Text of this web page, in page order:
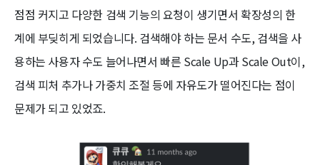
점점 커지고 다양한 검색 기능의 요청이 생기면서 확장성의 한
계에 부딪히게 되었습니다. 검색해야 하는 문서 수도, 검색을 사
용하는 사용자 수도 늘어나면서 빠른 Scale Up과 Scale Out이,
검색 피처 추가나 가중치 조절 등에 자유도가 떨어진다는 점이
문제가 되고 있었죠.